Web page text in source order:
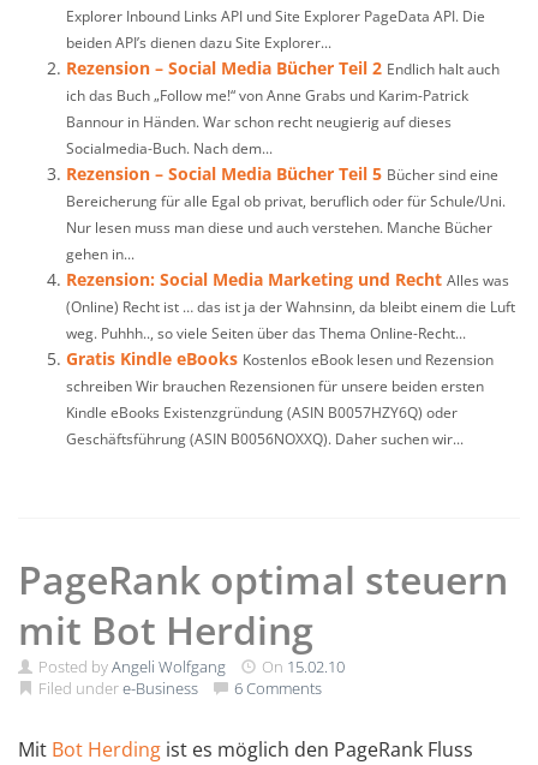
Explorer Inbound Links API und Site Explorer PageData API. Die
beiden API’s dienen dazu Site Explorer...
Rezension – Social Media Bücher Teil 2 Endlich halt auch
ich das Buch „Follow me!“ von Anne Grabs und Karim-Patrick
Bannour in Händen. War schon recht neugierig auf dieses
Socialmedia-Buch. Nach dem...
Rezension – Social Media Bücher Teil 5 Bücher sind eine
Bereicherung für alle Egal ob privat, beruflich oder für Schule/Uni.
Nur lesen muss man diese und auch verstehen. Manche Bücher
gehen in...
Rezension: Social Media Marketing und Recht Alles was
(Online) Recht ist … das ist ja der Wahnsinn, da bleibt einem die Luft
weg. Puhhh.., so viele Seiten über das Thema Online-Recht...
Gratis Kindle eBooks Kostenlos eBook lesen und Rezension
schreiben Wir brauchen Rezensionen für unsere beiden ersten
Kindle eBooks Existenzgründung (ASIN B0057HZY6Q) oder
Geschäftsführung (ASIN B0056NOXXQ). Daher suchen wir...
PageRank optimal steuern
mit Bot Herding
Posted byAngeli Wolfgang On 15.02.10
Filed undere-Business 6 Comments
Mit Bot Herding ist es möglich den PageRank Fluss